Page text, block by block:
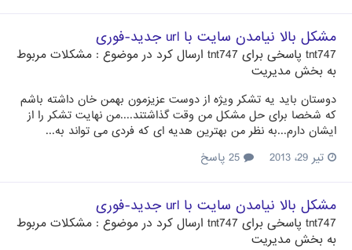
مشکل بالا نیامدن سایت با url جدید-فوری
tnt747 پاسخی برای tnt747 ارسال کرد در موضوع : مشکلات مربوط
به بخش مدیریت
دوستان باید یه تشکر ویژه از دوست عزیزمون بهمن خان داشته باشم
که شخصا برای حل مشکل من وقت گذاشتند....من نهایت تشکر را از
ایشان دارم...به نظر من بهترین هدیه ای که فردی می تواند به...
تیر 29، 2013
مشکل بالا نیامدن سایت با url جدید-فوری
tnt747 پاسخی برای tnt747 ارسال کرد در موضوع : مشکلات مربوط
به بخش مدیریت